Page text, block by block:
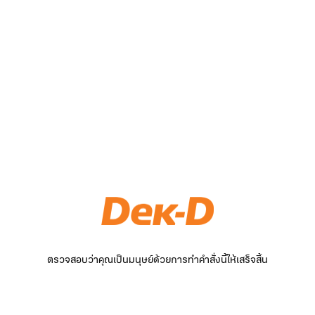
ตรวจสอบว่าคุณเป็นมนุษย์ด้วยการทำคำสั่งนี้ให้เสร็จสิ้น